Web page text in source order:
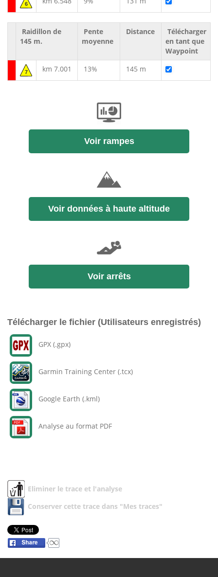
6
Raidillon de
145 m.
Pente
moyenne
Distance
Télécharger
en tant que
Waypoint
7 km 7.001 13% 145 m
Voir rampes
Voir données à haute altitude
Voir arrêts
Télécharger le fichier (Utilisateurs enregistrés)
GPX (.gpx)
Garmin Training Center (.tcx)
Google Earth (.kml)
Analyse au format PDF
Eliminer le trace et l'analyse
Conserver cette trace dans "Mes traces"